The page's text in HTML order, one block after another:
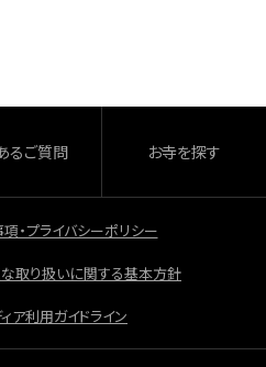
るご質問 お寺を探す
・プライバシーポリシー
取り扱いに関する基本方針
ア利用ガイドライン